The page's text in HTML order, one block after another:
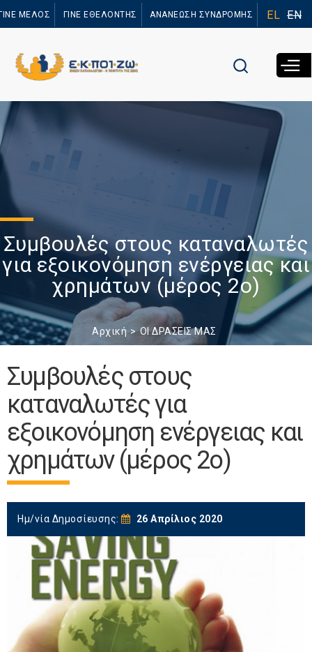
προς το
ΜΕΛΟΣ ΓΙΝΕ ΕΘΕΛΟΝΤΗΣ ΑΝΑΝΕΩΣΗ ΣΥΝΔΡΟΜΗΣ EL EN
Συμβουλές στους καταναλωτές
για εξοικονόμηση ενέργειας και
χρημάτων (μέρος 2ο)
Αρχική ΟΙ ΔΡΑΣΕΙΣ ΜΑΣ
Συμβουλές στους
καταναλωτές για
εξοικονόμηση ενέργειας και
χρημάτων (μέρος 2ο)
Ημ/νία Δημοσίευσης: 26 Απρίλιος 2020